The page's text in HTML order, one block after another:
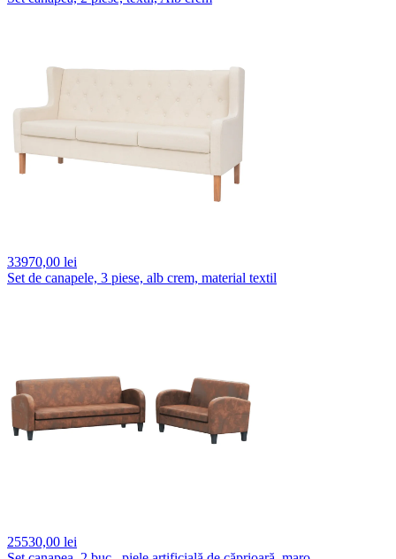
33970,00 lei
Set de canapele, 3 piese, alb crem, material textil
25530,00 lei